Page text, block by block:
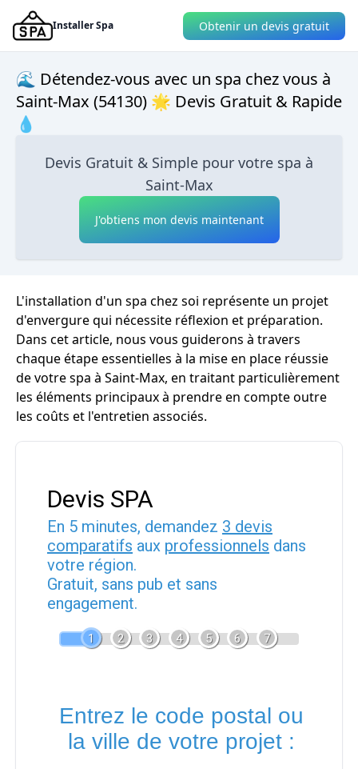
Installer Spa Obtenir un devis gratuit
🌊 Détendez-vous avec un spa chez vous à
Saint-Max (54130) 🌟 Devis Gratuit & Rapide
💧
Devis Gratuit & Simple pour votre spa à
Saint-Max
J'obtiens mon devis maintenant
L'installation d'un spa chez soi représente un projet
d'envergure qui nécessite réflexion et préparation.
Dans cet article, nous vous guiderons à travers
chaque étape essentielles à la mise en place réussie
de votre spa à Saint-Max, en traitant particulièrement
les éléments principaux à prendre en compte outre
les coûts et l'entretien associés.
Devis SPA
En 5 minutes, demandez 3 devis
comparatifs aux professionnels dans
votre région.
Gratuit, sans pub et sans
engagement.
1 2 3 4 5 6 7
Entrez le code postal ou
la ville de votre projet :